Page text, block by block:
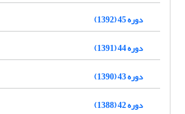
دوره 45 (1392)
دوره 44 (1391)
دوره 43 (1390)
دوره 42 (1388)